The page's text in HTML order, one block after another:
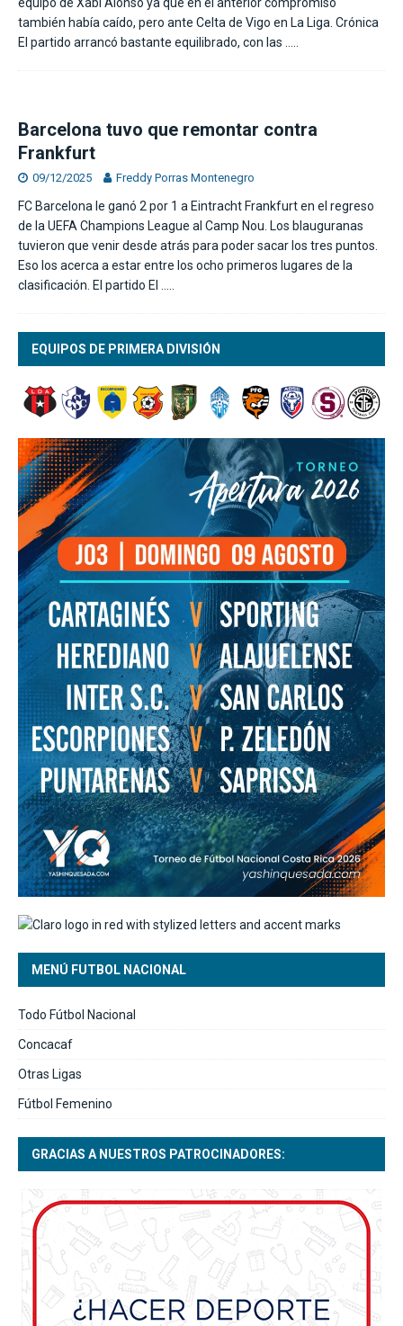
también había caído, pero ante Celta de Vigo en La Liga. Crónica
El partido arrancó bastante equilibrado, con las
Barcelona tuvo que remontar contra
Frankfurt
09/12/2025 Freddy Porras Montenegro
FC Barcelona le ganó 2 por 1 a Eintracht Frankfurt en el regreso
de la UEFA Champions League al Camp Nou. Los blauguranas
tuvieron que venir desde atrás para poder sacar los tres puntos.
Eso los acerca a estar entre los ocho primeros lugares de la
clasificación. El partido El
EQUIPOS DE PRIMERA DIVISIÓN
MENÚ FUTBOL NACIONAL
Todo Fútbol Nacional
Concacaf
Otras Ligas
Fútbol Femenino
GRACIAS A NUESTROS PATROCINADORES: